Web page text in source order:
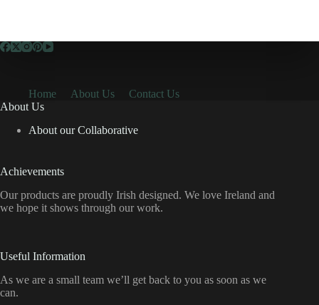
Home About Us
Contact Us
About Us
About our Collaborative
Achievements
Our products are proudly Irish designed. We love Ireland and
we hope it shows through our work.
Useful Information
As we are a small team we’ll get back to you as soon as we
can.